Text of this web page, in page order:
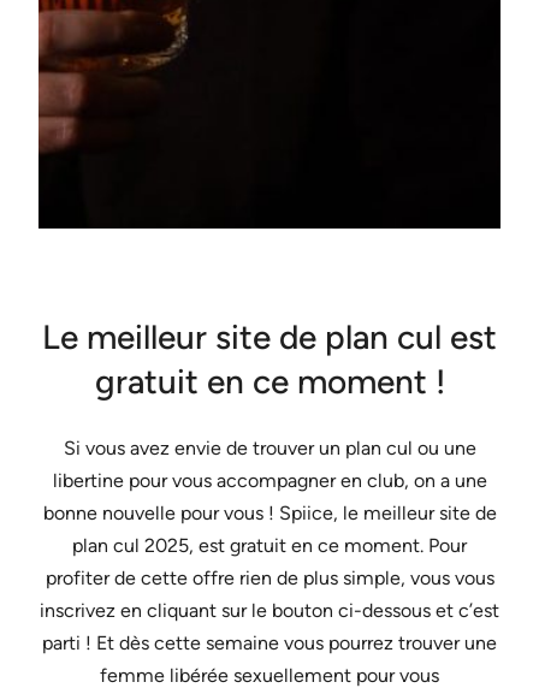
Le meilleur site de plan cul est
gratuit en ce moment !
Si vous avez envie de trouver un plan cul ou une
libertine pour vous accompagner en club, on a une
bonne nouvelle pour vous ! Spiice, le meilleur site de
plan cul 2025, est gratuit en ce moment. Pour
profiter de cette offre rien de plus simple, vous vous
inscrivez en cliquant sur le bouton ci-dessous et c’est
parti ! Et dès cette semaine vous pourrez trouver une
femme libérée sexuellement pour vous